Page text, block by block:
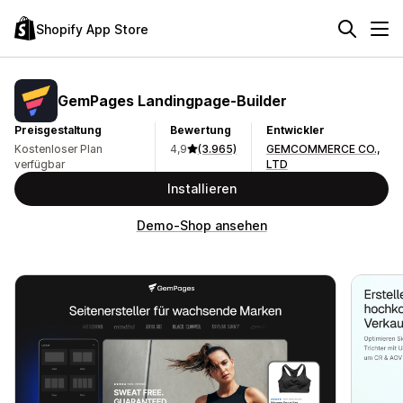
Shopify App Store
GemPages Landingpage‑Builder
Preisgestaltung
Kostenloser Plan
verfügbar
Bewertung
4,9
(3.965)
Entwickler
GEMCOMMERCE CO.,
LTD
Installieren
Demo-Shop ansehen